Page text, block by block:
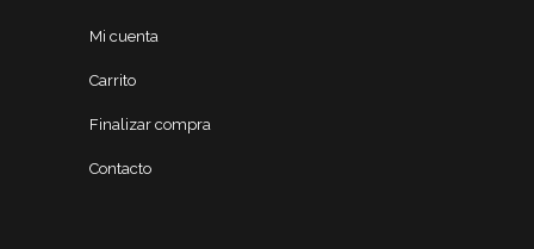
Mi cuenta
Carrito
Finalizar compra
Contacto